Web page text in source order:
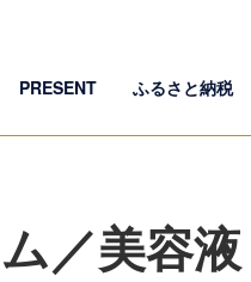
PRESENT ふるさと納税
／美容液